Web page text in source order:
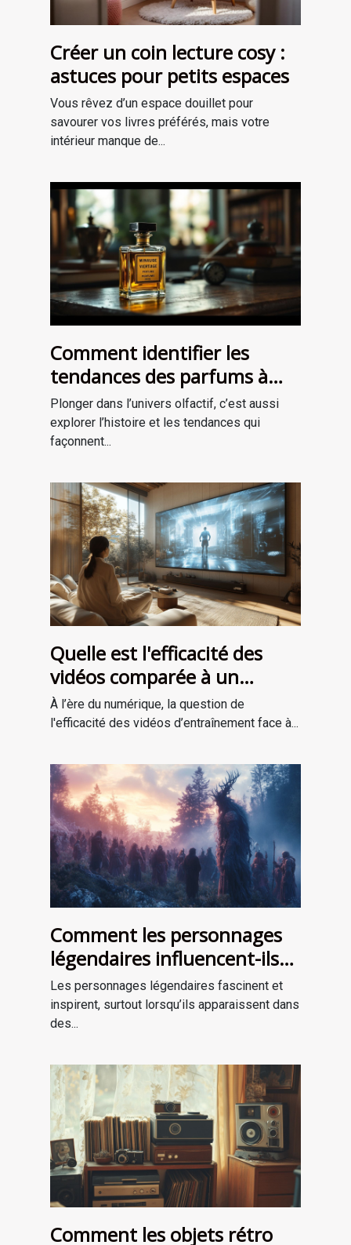
Créer un coin lecture cosy :
astuces pour petits espaces
Vous rêvez d’un espace douillet pour
savourer vos livres préférés, mais votre
intérieur manque de...
Comment identifier les
tendances des parfums à
travers les époques ?
Plonger dans l’univers olfactif, c’est aussi
explorer l’histoire et les tendances qui
façonnent...
Quelle est l'efficacité des
vidéos comparée à un
entraînement en personne ?
À l’ère du numérique, la question de
l'efficacité des vidéos d’entraînement face à...
Comment les personnages
légendaires influencent-ils
les récits de survie ?
Les personnages légendaires fascinent et
inspirent, surtout lorsqu’ils apparaissent dans
des...
Comment les objets rétro